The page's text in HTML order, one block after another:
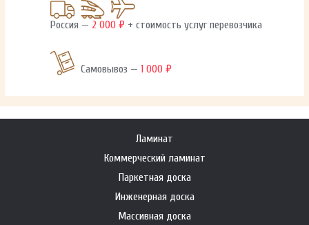
Россия — 2 000 ₽ + стоимость услуг перевозчика
Самовывоз —1 000 ₽
Ламинат
Коммерческий ламинат
Паркетная доска
Инженерная доска
Массивная доска